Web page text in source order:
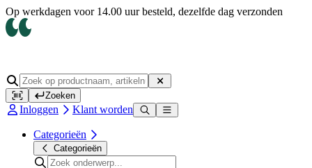
Op werkdagen voor 14.00 uur besteld, dezelfde dag verzonden
Zoeken
Inloggen Klant worden
Categorieën
Categorieën